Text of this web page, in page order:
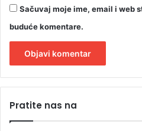
Sačuvaj moje ime, email i web
buduće komentare.
tPratite nas na